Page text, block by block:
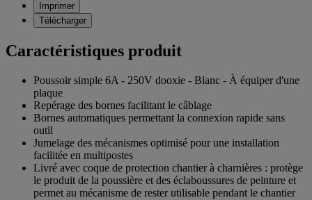
Imprimer
Télécharger
Caractéristiques produit
Poussoir simple 6A - 250V dooxie - Blanc - À équiper d'une
plaque
Repérage des bornes facilitant le câblage
Bornes automatiques permettant la connexion rapide sans
outil
Jumelage des mécanismes optimisé pour une installation
facilitée en multipostes
Livré avec coque de protection chantier à charnières : protège
le produit de la poussière et des éclaboussures de peinture et
permet au mécanisme de rester utilisable pendant le chantier